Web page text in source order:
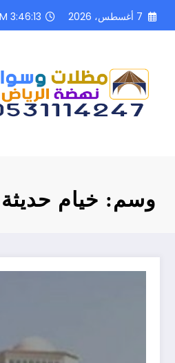
التجاوز
7 أغسطس، 2026 3:46:14 AM
وسم: خيام حديثة